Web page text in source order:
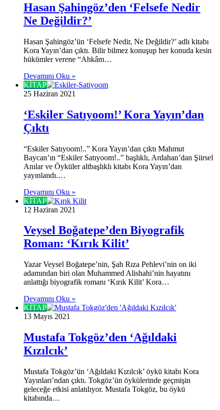
Hasan Şahingöz’den ‘Felsefe Nedir
Ne Değildir?’
Hasan Şahingöz’ün ‘Felsefe Nedir, Ne Değildir?’ adlı kitabı
Kora Yayın’dan çıktı. Bilir bilmez konuşup her konuda kesin
hükümler verene “Ahkâm…
Devamını Oku »
KİTAP
25 Haziran 2021
‘Eskiler Satıyoom!’ Kora Yayın’dan
Çıktı
“Eskiler Satıyoom!..” Kora Yayın’dan çıktı Mahmut
Baycan’ın “Eskiler Satıyoom!..” başlıklı, Ardahan’dan Şiirsel
Anılar ve Öyküler altbaşlıklı kitabı Kora Yayın’dan
yayınlandı.…
Devamını Oku »
KİTAP
12 Haziran 2021
Veysel Boğatepe’den Biyografik
Roman: ‘Kırık Kilit’
Yazar Veysel Boğatepe’nin, Şah Rıza Pehlevi’nin on iki
adamından biri olan Muhammed Alishahi’nin hayatını
anlattığı biyografik romanı ‘Kırık Kilit’ Kora…
Devamını Oku »
KİTAP
13 Mayıs 2021
Mustafa Tokgöz’den ‘Ağıldaki
Kızılcık’
Mustafa Tokgöz’ün ‘Ağıldaki Kızılcık’ öykü kitabı Kora
Yayınları’ndan çıktı. Tokgöz’ün öykülerinde geçmişin
geleceğe etkisi anlatılıyor. Mustafa Tokgöz, bu öykü
kitabında…